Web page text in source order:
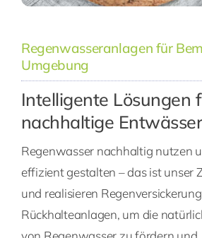
Regenwasseranlagen für
Umgebung
Intelligente Lösungen
nachhaltige
Regenwasser nachhaltig nutzen
effizient gestalten – das ist unser
und realisieren
Rückhalteanlagen, um die